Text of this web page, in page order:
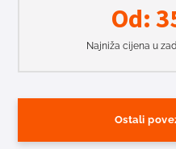
Od:
Najniža cijena u
Ostali